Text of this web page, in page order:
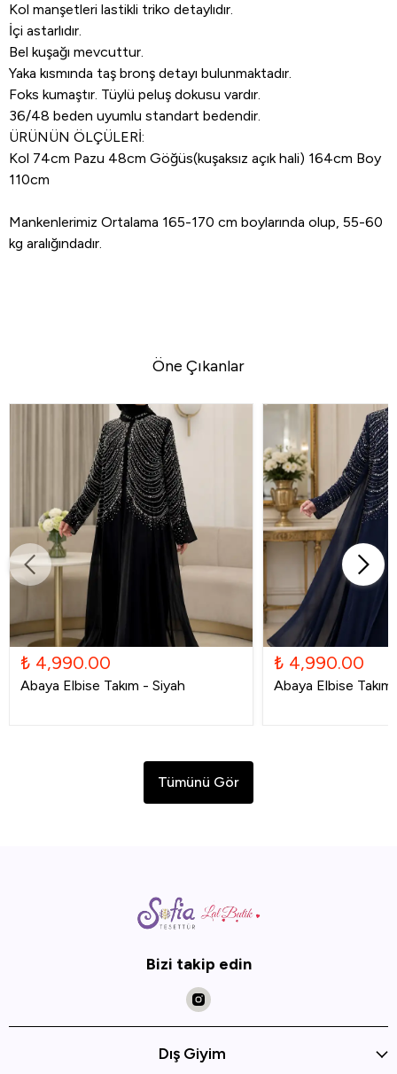
Kol manşetleri lastikli triko detaylıdır.
İçi astarlıdır.
Bel kuşağı mevcuttur.
Yaka kısmında taş bronş detayı bulunmaktadır.
Foks kumaştır. Tüylü peluş dokusu vardır.
36/48 beden uyumlu standart bedendir.
ÜRÜNÜN ÖLÇÜLERİ:
Kol 74cm Pazu 48cm Göğüs(kuşaksız açık hali) 164cm Boy
110cm
Mankenlerimiz Ortalama 165-170 cm boylarında olup, 55-60
kg aralığındadır.
Öne Çıkanlar
₺ 4,990.00
Abaya Elbise Takım - Siyah
₺ 4,990.00
Abaya Elbise
Tümünü Gör
Bizi takip edin
Dış Giyim